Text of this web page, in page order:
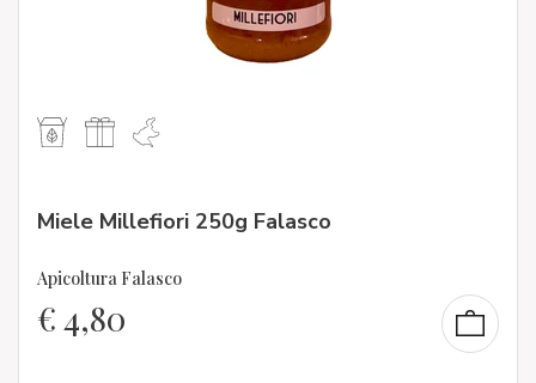
Miele Millefiori 250g Falasco
Apicoltura Falasco
€4,80